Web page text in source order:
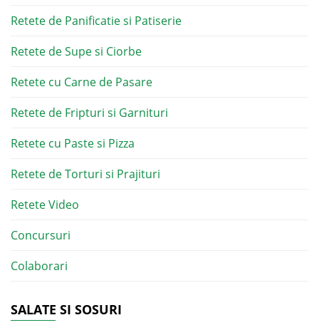
Retete de Panificatie si Patiserie
Retete de Supe si Ciorbe
Retete cu Carne de Pasare
Retete de Fripturi si Garnituri
Retete cu Paste si Pizza
Retete de Torturi si Prajituri
Retete Video
Concursuri
Colaborari
SALATE SI SOSURI